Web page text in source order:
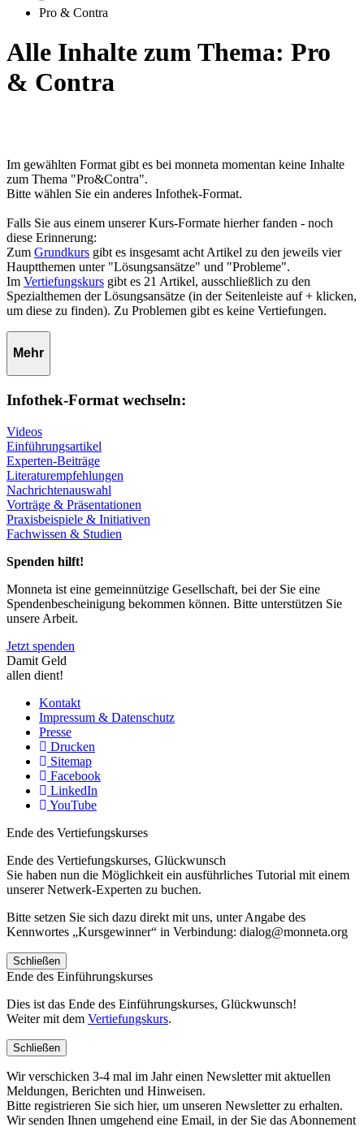
Pro & Contra
Alle Inhalte zum Thema: Pro
& Contra
Im gewählten Format gibt es bei monneta momentan keine Inhalte
zum Thema "Pro&Contra".
Bitte wählen Sie ein anderes Infothek-Format.
Falls Sie aus einem unserer Kurs-Formate hierher fanden - noch
diese Erinnerung:
Zum Grundkurs gibt es insgesamt acht Artikel zu den jeweils vier
Hauptthemen unter "Lösungsansätze" und "Probleme".
Im Vertiefungskurs gibt es 21 Artikel, ausschließlich zu den
Spezialthemen der Lösungsansätze (in der Seitenleiste auf + klicken,
um diese zu finden). Zu Problemen gibt es keine Vertiefungen.
Mehr
Infothek-Format wechseln:
Videos
Einführungsartikel
Experten-Beiträge
Literaturempfehlungen
Nachrichtenauswahl
Vorträge & Präsentationen
Praxisbeispiele & Initiativen
Fachwissen & Studien
Spenden hilft!
Monneta ist eine gemeinnützige Gesellschaft, bei der Sie eine
Spendenbescheinigung bekommen können. Bitte unterstützen Sie
unsere Arbeit.
Jetzt spenden
Damit Geld
allen dient!
Kontakt
Impressum & Datenschutz
Presse
Drucken
Sitemap
Facebook
LinkedIn
YouTube
Ende des Vertiefungskurses
Ende des Vertiefungskurses, Glückwunsch
Sie haben nun die Möglichkeit ein ausführliches Tutorial mit einem
unserer Netwerk-Experten zu buchen.
Bitte setzen Sie sich dazu direkt mit uns, unter Angabe des
Kennwortes „Kursgewinner“ in Verbindung: dialog@monneta.org
Schließen
Ende des Einführungskurses
Dies ist das Ende des Einführungskurses, Glückwunsch!
Weiter mit dem Vertiefungskurs.
Schließen
Wir verschicken 3-4 mal im Jahr einen Newsletter mit aktuellen
Meldungen, Berichten und Hinweisen.
Bitte registrieren Sie sich hier, um unseren Newsletter zu erhalten.
Wir senden Ihnen umgehend eine Email, in der Sie das Abonnement